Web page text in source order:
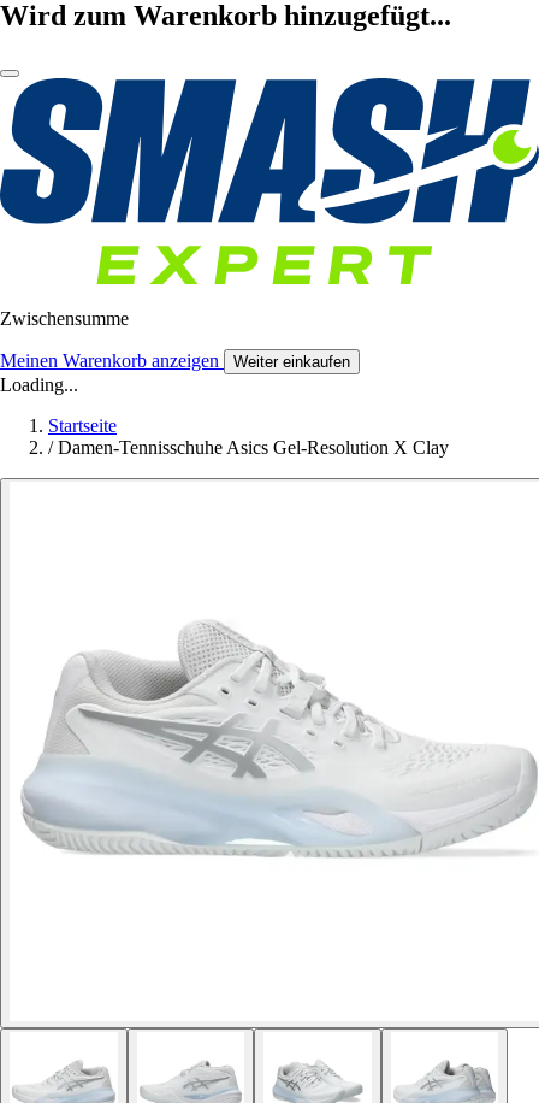
Wird zum Warenkorb hinzugefügt...
Zwischensumme
Meinen Warenkorb anzeigen Weiter einkaufen
Loading...
Startseite
/ Damen-Tennisschuhe Asics Gel-Resolution X Clay